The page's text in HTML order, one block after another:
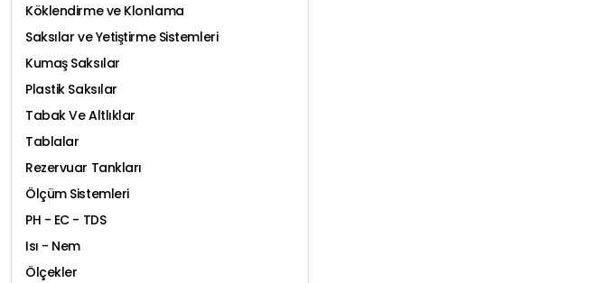
Köklendirme ve Klonlama
Saksılar ve Yetiştirme Sistemleri
Kumaş Saksılar
Plastik Saksılar
Tabak Ve Altlıklar
Tablalar
Rezervuar Tankları
Ölçüm Sistemleri
PH - EC - TDS
Isı - Nem
Ölçekler